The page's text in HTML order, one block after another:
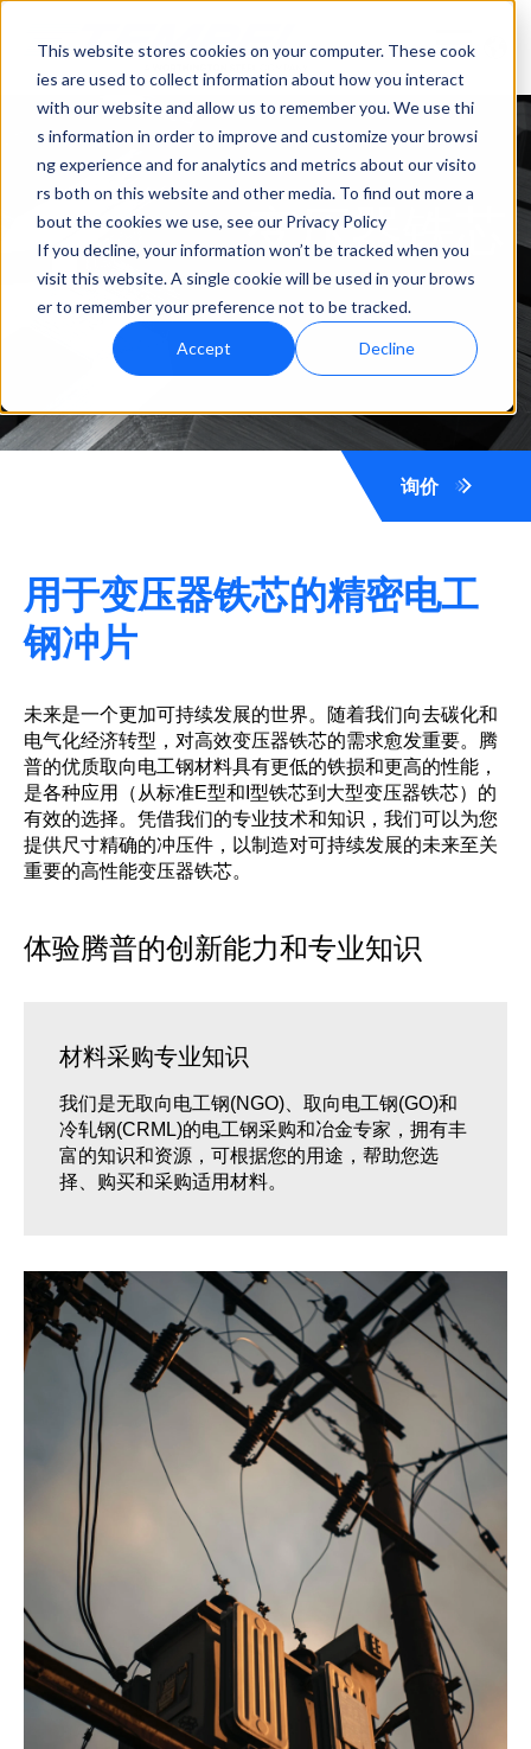
This website stores cookies on your computer. These cook
ies are used to collect information about how you interact
with our website and allow us to remember you. We use thi
s information in order to improve and customize your browsi
ng experience and for analytics and metrics about our visito
rs both on this website and other media. To find out more a
bout the cookies we use, see our Privacy Policy
If you decline, your information won’t be tracked when you
visit this website. A single cookie will be used in your brows
er to remember your preference not to be tracked.
Accept Decline
变压器铁芯
询价
用于变压器铁芯的精密电工
钢冲片
未来是一个更加可持续发展的世界。随着我们向去碳化和
电气化经济转型，对高效变压器铁芯的需求愈发重要。腾
普的优质取向电工钢材料具有更低的铁损和更高的性能，
是各种应用（从标准E型和I型铁芯到大型变压器铁芯）的
有效的选择。凭借我们的专业技术和知识，我们可以为您
提供尺寸精确的冲压件，以制造对可持续发展的未来至关
重要的高性能变压器铁芯。
体验腾普的创新能力和专业知识
材料采购专业知识
我们是无取向电工钢(NGO)、取向电工钢(GO)和
冷轧钢(CRML)的电工钢采购和冶金专家，拥有丰
富的知识和资源，可根据您的用途，帮助您选
择、购买和采购适用材料。